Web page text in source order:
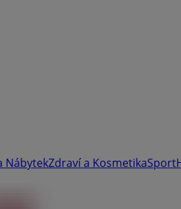
NábytekZdraví a KosmetikaSport